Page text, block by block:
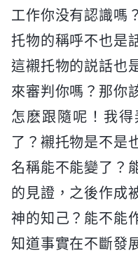
工作你没有認識嗎
托物的稱呼不也是
這襯托物的説話也
來審判你嗎？那你
怎麽跟隨呢！我
了？襯托物是不是
名稱能不能變了？
的見證，之後作成
神的知己？能不能
知道事實在不斷發